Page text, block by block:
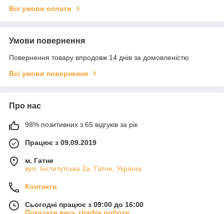
Всі умови оплати
Умови повернення
Повернення товару впродовж 14 днів за домовленістю
Всі умови повернення
Про нас
98% позитивних з 65 відгуків за рік
Працює з 09.09.2019
м. Гатне
вул. Інститутська 2а, Гатне, Україна
Контакти
Сьогодні працює з 09:00 до 16:00